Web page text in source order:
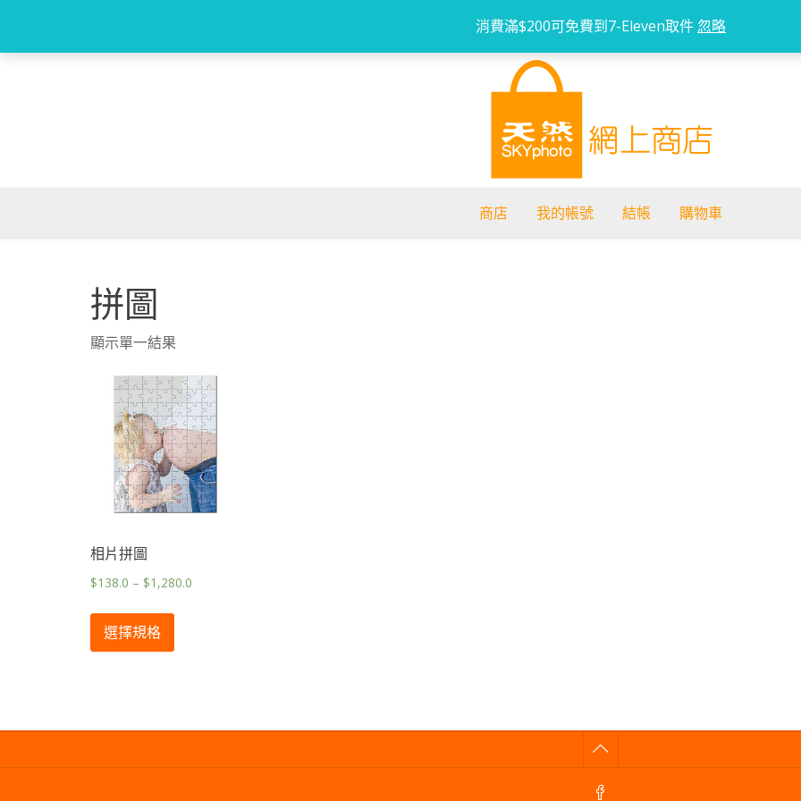
商店 我的帳號 結帳 購物車
拼圖
顯示單一結果
相片拼圖
$138.0 – $1,280.0
選擇規格
消費滿$200可免費到7-Eleven取件 忽略